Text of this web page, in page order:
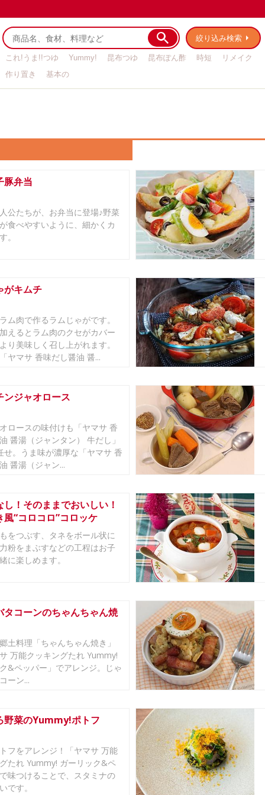
絞り込み検索
これ!うま!!つゆ Yummy! 昆布つゆ 昆布ぽん酢 時短
リメイク
作り置き
基本の
豚弁当
公たちが、お弁当に登場♪野菜
食べやすいように、細かくカ
。
がキムチ
ム肉で作るラムじゃがです。
えるとラム肉のクセがカバー
り美味しく召し上がれます。
ヤマサ 香味だし醤油 醤...
ンジャオロース
ロースの味付けも「ヤマサ 香
醤湯（ジャンタン） 牛だし」
せ。うま味が濃厚な「ヤマサ 香
醤湯（ジャン...
し！そのままでおいしい！
風“コロコロ”コロッケ
をつぶす、タネをボール状に
粉をまぶすなどの工程はお子
に楽しめます。
タコーンのちゃんちゃん焼
土料理「ちゃんちゃん焼き」
万能クッキングたれ Yummy!
&ペッパー」でアレンジ。じゃ
ーン...
野菜のYummy!ポトフ
フをアレンジ！「ヤマサ 万能
たれ Yummy! ガーリック&ペ
味つけることで、スタミナの
です。